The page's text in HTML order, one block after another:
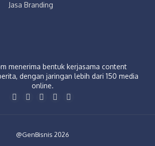
Jasa Branding
menerima bentuk kerjasama content
dengan jaringan lebih dari 150 media
online.
@GenBisnis 2026